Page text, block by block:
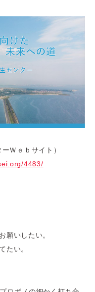
Ｗｅｂサイト）
4483/
願いしたい。
たい。